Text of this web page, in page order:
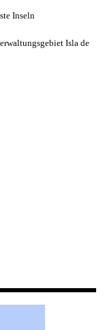
Inseln
Isla de